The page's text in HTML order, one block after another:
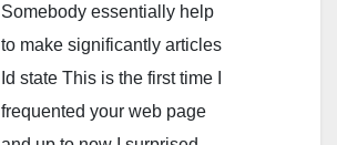
Somebody essentially help
to make significantly articles
Id state This is the first time I
frequented your web page